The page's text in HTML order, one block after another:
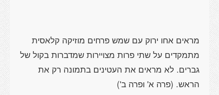
מראים אחו ירוק עם שמש פרחים מוזיקה קלאסית
מתמקדים על שתי פרות מצויירות שמדברות בקול של
גברים. לא מראים את העטינים בתמונה רק את
הראש. (פרה א' ופרה ב')